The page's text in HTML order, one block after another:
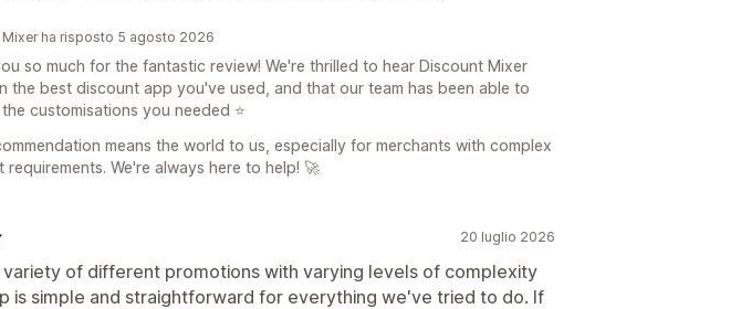
Mixer ha risposto 5 agosto 2026
so much for the fantastic review! We're thrilled to hear Discount Mixer
the best discount app you've used, and that our team has been able to
customisations you needed ⭐
means the world to us, especially for merchants with complex
requirements. We're always here to help! 🚀
20 luglio 2026
variety of different promotions with varying levels of complexity
is simple and straightforward for everything we've tried to do. If